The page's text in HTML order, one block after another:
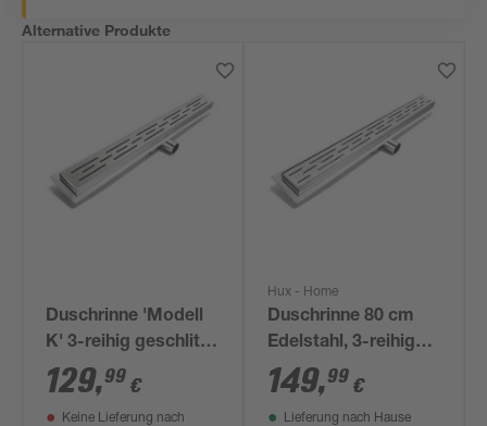
Alternative Produkte
Duschrinne 'Modell
K' 3-reihig geschlitzt
60 cm
129,99 €
Keine Lieferung nach
Hux - Home
Duschrinne 80 cm
Edelstahl, 3-reihig
geschlitzt
149,99 €
Lieferung nach Hause